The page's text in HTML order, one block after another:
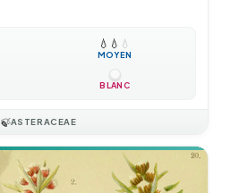
💧 💧 💧
MOYEN
BLANC
🍃ASTERACEAE